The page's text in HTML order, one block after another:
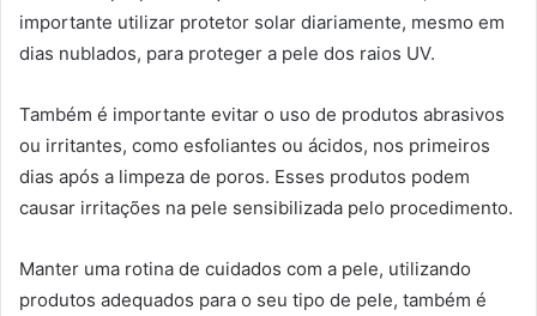
importante utilizar protetor solar diariamente, mesmo em
dias nublados, para proteger a pele dos raios UV.
Também é importante evitar o uso de produtos abrasivos
ou irritantes, como esfoliantes ou ácidos, nos primeiros
dias após a limpeza de poros. Esses produtos podem
causar irritações na pele sensibilizada pelo procedimento.
Manter uma rotina de cuidados com a pele, utilizando
produtos adequados para o seu tipo de pele, também é